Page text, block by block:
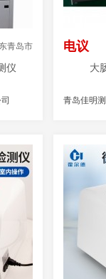
青岛市
仪
电议
大
青岛佳明